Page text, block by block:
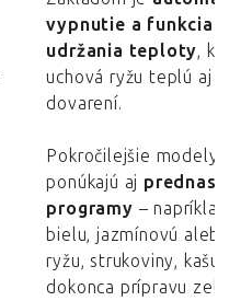
vypnutie a funkcia
udržania teploty,
uchová ryžu teplú aj po
dovarení.
Pokročilejšie modely
ponúkajú aj
programy – napríklad
bielu, jazmínovú alebo
ryžu, strukoviny, kašu,
dokonca prípravu